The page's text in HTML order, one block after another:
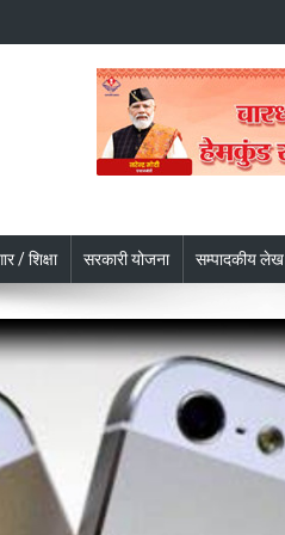
/ शिक्षा सरकारी योजना सम्पादकीय लेख